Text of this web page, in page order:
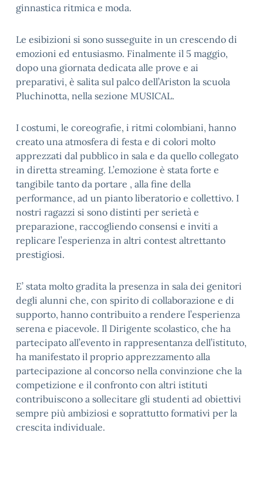
ginnastica ritmica e moda.
Le esibizioni si sono susseguite in un crescendo di
emozioni ed entusiasmo. Finalmente il 5 maggio,
dopo una giornata dedicata alle prove e ai
preparativi, è salita sul palco dell’Ariston la scuola
Pluchinotta, nella sezione MUSICAL.
I costumi, le coreografie, i ritmi colombiani, hanno
creato una atmosfera di festa e di colori molto
apprezzati dal pubblico in sala e da quello collegato
in diretta streaming. L’emozione è stata forte e
tangibile tanto da portare , alla fine della
performance, ad un pianto liberatorio e collettivo. I
nostri ragazzi si sono distinti per serietà e
preparazione, raccogliendo consensi e inviti a
replicare l’esperienza in altri contest altrettanto
prestigiosi.
E’ stata molto gradita la presenza in sala dei genitori
degli alunni che, con spirito di collaborazione e di
supporto, hanno contribuito a rendere l’esperienza
serena e piacevole. Il Dirigente scolastico, che ha
partecipato all’evento in rappresentanza dell’istituto,
ha manifestato il proprio apprezzamento alla
partecipazione al concorso nella convinzione che la
competizione e il confronto con altri istituti
contribuiscono a sollecitare gli studenti ad obiettivi
sempre più ambiziosi e soprattutto formativi per la
crescita individuale.